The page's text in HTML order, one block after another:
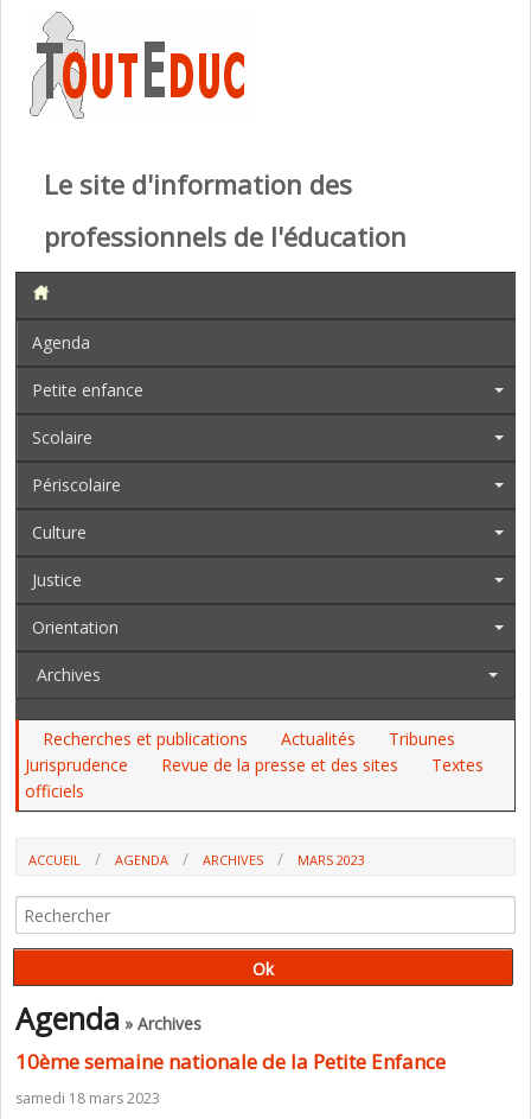
Le site d'information des
professionnels de l'éducation
Agenda
Petite enfance
Scolaire
Périscolaire
Culture
Justice
Orientation
Archives
Recherches et publications Actualités
Tribunes
Jurisprudence
Revue de la presse et des sites
Textes
officiels
ACCUEIL AGENDA ARCHIVES MARS 2023
Agenda » Archives
10ème semaine nationale de la Petite Enfance
samedi 18 mars 2023